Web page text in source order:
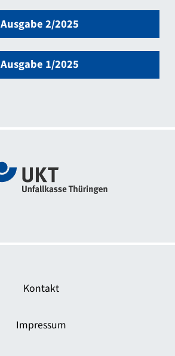
Ausgabe 2/2025
Ausgabe 1/2025
Kontakt
Impressum